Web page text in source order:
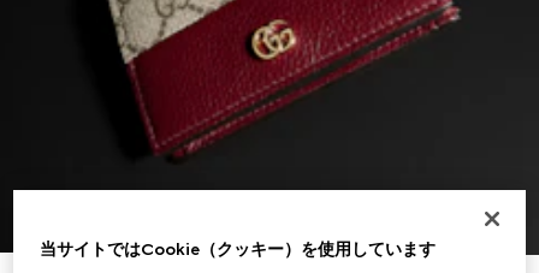
4
当サイトではCookie（クッキー）を使用しています